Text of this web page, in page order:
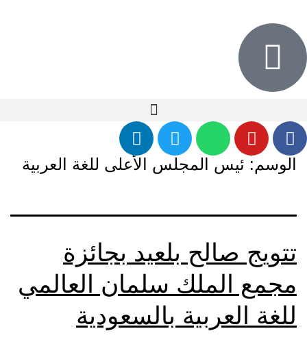
الوسم: ئيس المجلس الأعلى للغة العربية
تتويج صالح بلعيد بجائزة
مجمع الملك سلمان العالمي
للغة العربية بالسعودية